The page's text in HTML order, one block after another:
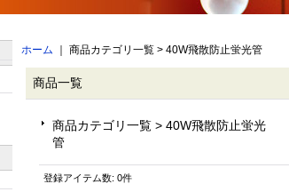
ホーム 商品カテゴリ一覧 > 40W飛散防止蛍光管
商品一覧
商品カテゴリ一覧 > 40W飛散防止蛍光
管
登録アイテム数: 0件